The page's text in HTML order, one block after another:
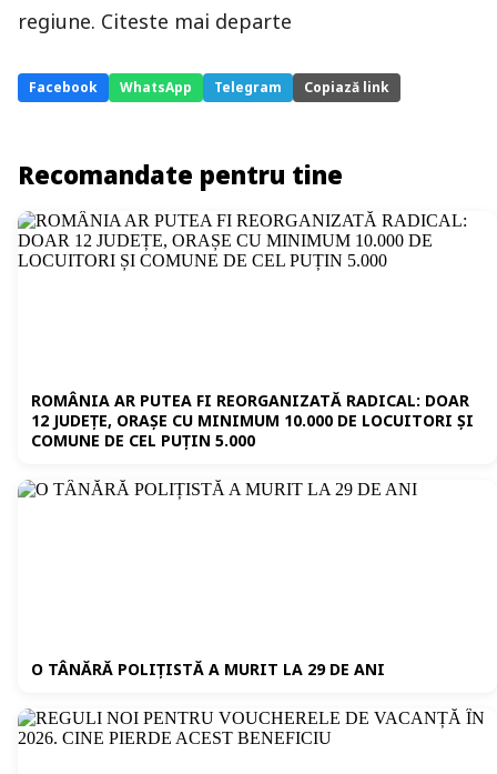
regiune. Citeste mai departe
Facebook WhatsApp Telegram Copiază link
Recomandate pentru tine
ROMÂNIA AR PUTEA FI REORGANIZATĂ RADICAL: DOAR
12 JUDEȚE, ORAȘE CU MINIMUM 10.000 DE LOCUITORI ȘI
COMUNE DE CEL PUȚIN 5.000
O TÂNĂRĂ POLIȚISTĂ A MURIT LA 29 DE ANI